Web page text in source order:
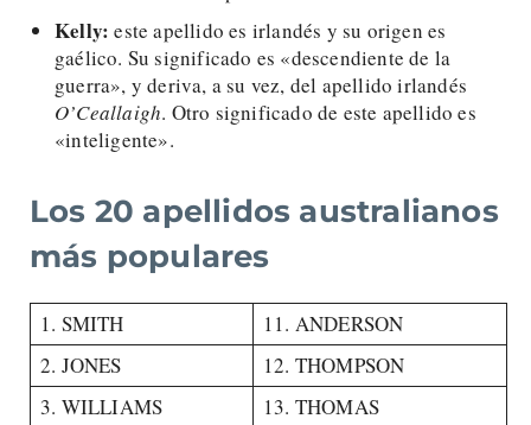
Kelly: este apellido es irlandés y su origen es
gaélico. Su significado es «descendiente de la
guerra», y deriva, a su vez, del apellido irlandés
O’Ceallaigh. Otro significado de este apellido es
«inteligente».
Los 20 apellidos australianos
más populares
1. SMITH
11. ANDERSON
2. JONES
12. THOMPSON
3. WILLIAMS
13. THOMAS